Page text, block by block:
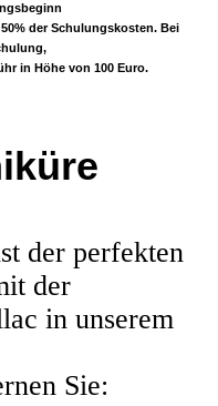
der Schulungskosten. Bei
in Höhe von 100 Euro.
der perfekten
der
in unserem
Sie: